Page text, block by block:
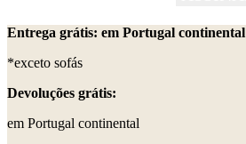
Entrega grátis: em Portugal continental
*exceto sofás
Devoluções grátis:
em Portugal continental